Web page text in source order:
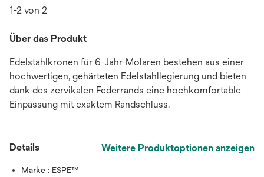
1-2 von 2
Über das Produkt
Edelstahlkronen für 6-Jahr-Molaren bestehen aus einer
hochwertigen, gehärteten Edelstahllegierung und bieten
dank des zervikalen Federrands eine hochkomfortable
Einpassung mit exaktem Randschluss.
Details Weitere Produktoptionen anzeigen
Marke : ESPE™